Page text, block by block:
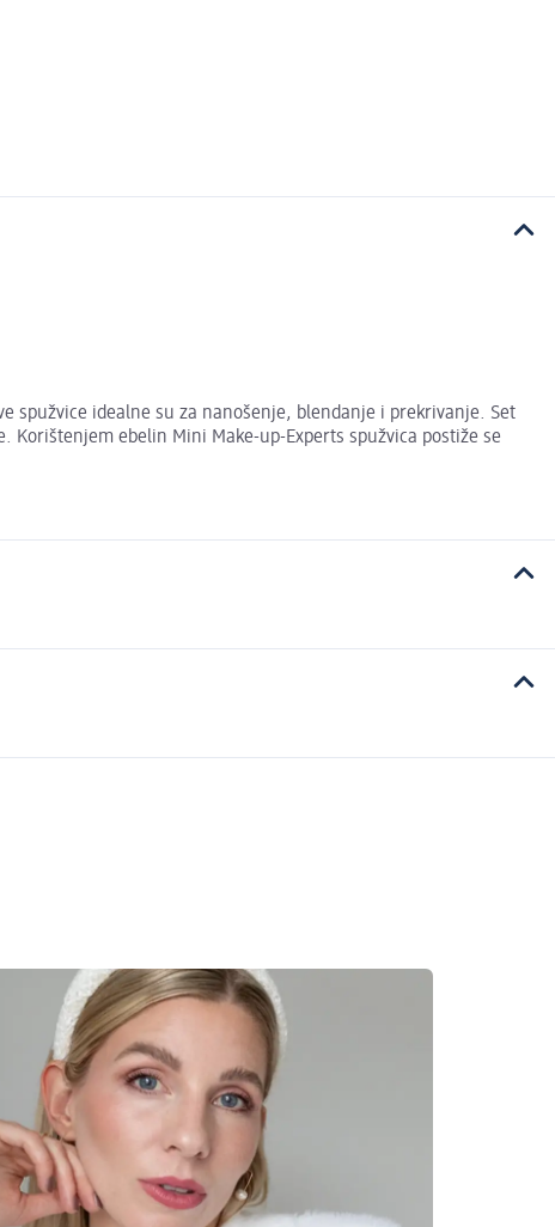
spužvice idealne su za nanošenje, blendanje i prekrivanje. Set
ebelin Mini Make-up-Experts spužvica postiže se